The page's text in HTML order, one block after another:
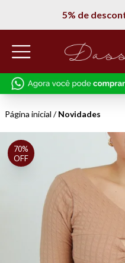
5% de
Página inicial /Novidades
70%
OFF